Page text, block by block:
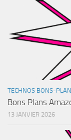
TECHNOS BONS-
Bons Plans
13 JANVIER 2026